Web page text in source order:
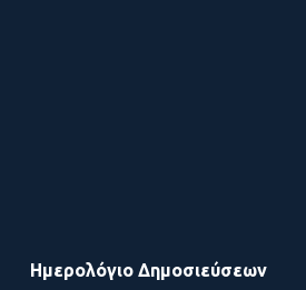
Ημερολόγιο Δημοσιεύσεων